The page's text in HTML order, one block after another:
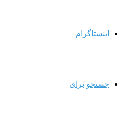
اینستاگرام
جستجو برای